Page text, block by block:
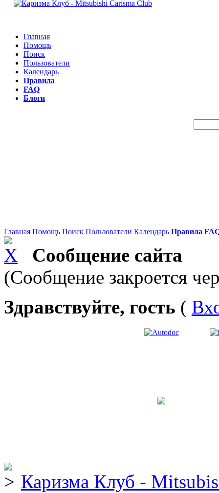
Главная
Помощь
Поиск
Пользователи
Календарь
Правила
FAQ
Блоги
Главная Помощь Поиск Пользователи Календарь Правила
Сообщение сайта
(Сообщение закроется
Здравствуйте, гость (
Каризма Клуб -